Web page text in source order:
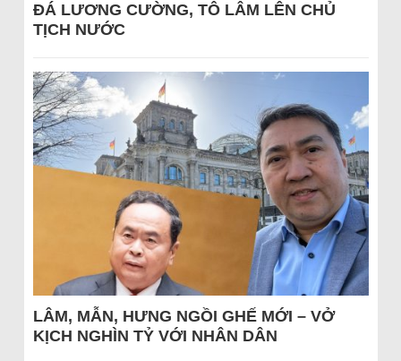
ĐÁ LƯƠNG CƯỜNG, TÔ LÂM LÊN CHỦ
TỊCH NƯỚC
LÂM, MẪN, HƯNG NGỒI GHẾ MỚI – VỞ
KỊCH NGHÌN TỶ VỚI NHÂN DÂN